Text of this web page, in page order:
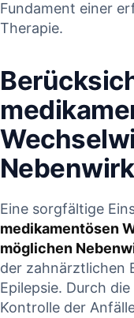
Fundament ⁤einer
Therapie.
Eine sorgfältige⁤
medikamentösen
möglichen
der zahnärztlichen
Epilepsie. Durch
Kontrolle der